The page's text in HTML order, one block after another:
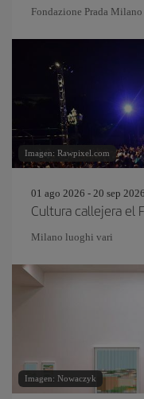
Fondazione Prada Milano
Imagen: Rawpixel.com
01 ago 2026 - 20 sep 2026
Cultura callejera el
Milano luoghi vari
Imagen: Nowaczyk